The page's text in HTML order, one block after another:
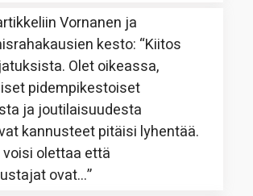
Vornanen ja
kesto: “Kiitos
Olet oikeassa,
pidempikestoiset
ja joutilaisuudesta
kannusteet pitäisi lyhentää.
olettaa että
ovat…”